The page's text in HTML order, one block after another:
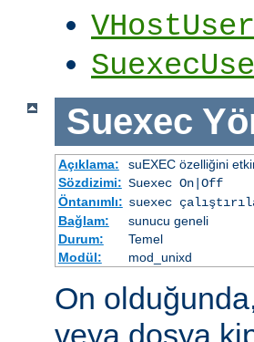
VHostUser
Suexec
Açıklama:
suEXEC özelliğini
Sözdizimi: Suexec On|Off
Öntanımlı: suexec
Bağlam:
sunucu geneli
Durum:
Temel
Modül:
mod_unixd
On
veya dosya